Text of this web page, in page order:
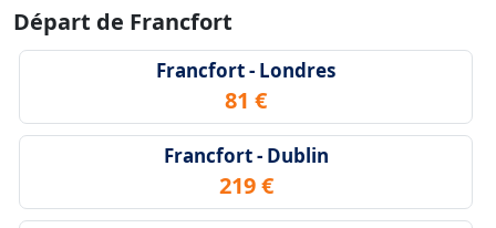
Départ de Francfort
Francfort - Londres
81 €
Francfort - Dublin
219 €